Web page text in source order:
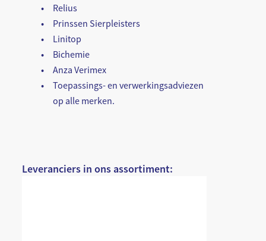
Relius
Prinssen Sierpleisters
Linitop
Bichemie
Anza Verimex
Toepassings- en verwerkingsadviezen
op alle merken.
Leveranciers in ons assortiment: